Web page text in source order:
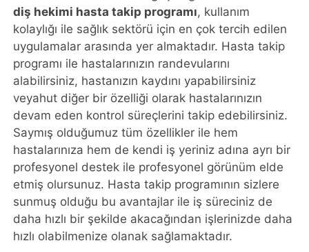
diş hekimi hasta takip programı, kullanım
kolaylığı ile sağlık sektörü için en çok tercih edilen
uygulamalar arasında yer almaktadır. Hasta takip
programı ile hastalarınızın randevularını
alabilirsiniz, hastanızın kaydını yapabilirsiniz
veyahut diğer bir özelliği olarak hastalarınızın
devam eden kontrol süreçlerini takip edebilirsiniz.
Saymış olduğumuz tüm özellikler ile hem
hastalarınıza hem de kendi iş yeriniz adına ayrı bir
profesyonel destek ile profesyonel görünüm elde
etmiş olursunuz. Hasta takip programının sizlere
sunmuş olduğu bu avantajlar ile iş süreciniz de
daha hızlı bir şekilde akacağından işlerinizde daha
hızlı olabilmenize olanak sağlamaktadır.